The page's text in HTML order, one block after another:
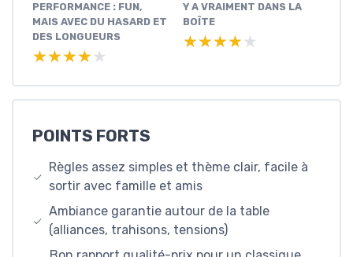
PERFORMANCE : FUN,
MAIS AVEC DU HASARD ET
DES LONGUEURS
★★★★★
★★★★★
Y A VRAIMENT DANS LA
BOÎTE
★★★★★
★★★★★
POINTS FORTS
Règles assez simples et thème clair, facile à
sortir avec famille et amis
Ambiance garantie autour de la table
(alliances, trahisons, tensions)